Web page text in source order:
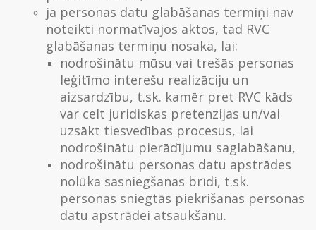
ja personas datu glabāšanas termiņi nav
noteikti normatīvajos aktos, tad RVC
glabāšanas termiņu nosaka, lai:
nodrošinātu mūsu vai trešās personas
leģitīmo interešu realizāciju un
aizsardzību, t.sk. kamēr pret RVC kāds
var celt juridiskas pretenzijas un/vai
uzsākt tiesvedības procesus, lai
nodrošinātu pierādījumu saglabāšanu,
nodrošinātu personas datu apstrādes
nolūka sasniegšanas brīdi, t.sk.
personas sniegtās piekrišanas personas
datu apstrādei atsaukšanu.